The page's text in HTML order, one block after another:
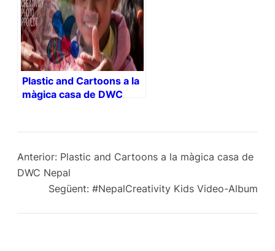
Plastic and Cartoons a la
màgica casa de DWC
Anterior: Plastic and Cartoons a la màgica casa de
DWC Nepal
Següent: #NepalCreativity Kids Video-Album